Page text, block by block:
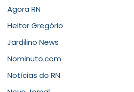
Agora RN
Heitor Gregório
Jardilino News
Nominuto.com
Notícias do RN